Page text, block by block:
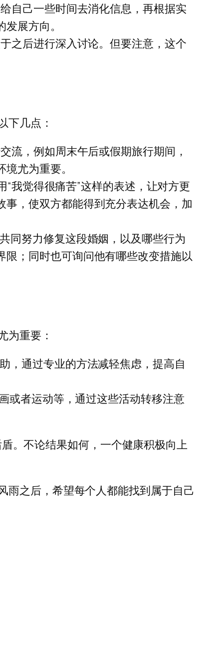
自己一些时间去消化信息，再根据实
展方向。
之后进行深入讨论。但要注意，这个
下几点：
流，例如周末午后或假期旅行期间，
尤为重要。
我觉得很痛苦”这样的表述，让对方更
，使双方都能得到充分表达机会，加
同努力修复这段婚姻，以及哪些行为
；同时也可询问他有哪些改变措施以
为重要：
，通过专业的方法减轻焦虑，提高自
或者运动等，通过这些活动转移注意
。不论结果如何，一个健康积极向上
雨之后，希望每个人都能找到属于自己